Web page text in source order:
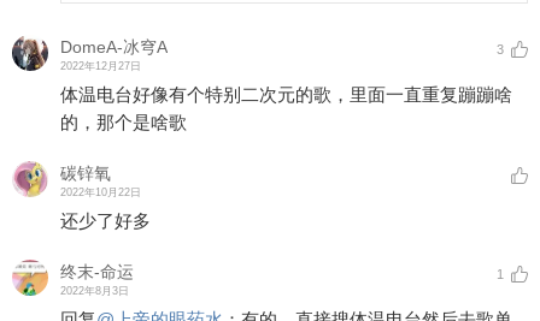
DomeA-冰穹A
2022年12月27日
3
体温电台好像有个特别二次元的歌，里面一直重复蹦蹦啥
的，那个是啥歌
碳锌氧
2022年10月22日
还少了好多
终末-命运
2022年8月3日
1